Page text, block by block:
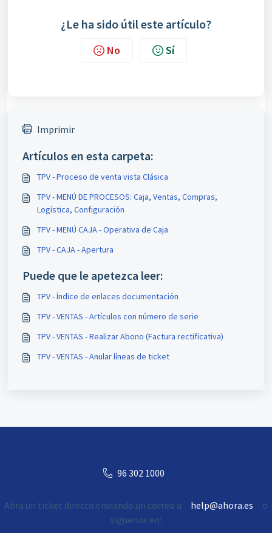
¿Le ha sido útil este artículo?
No Sí
Imprimir
Artículos en esta carpeta:
TPV - Proceso de venta vista Clásica
TPV - MENÚ DE PROCESOS: Caja, Ventas, Compras,
Logística, Configuración
TPV - MENÚ CAJA - Operativa de Caja
TPV - CAJA - Apertura
Puede que le apetezca leer:
TPV - Índice de enlaces documentación
TPV - VENTAS - Artículos con número de serie
TPV - VENTAS - Realizar Abono (Factura rectificativa)
TPV - VENTAS - Anular líneas de ticket
96 302 1000
Abra un ticket directo enviando un correo a help@ahora.es
o
siguenos en: